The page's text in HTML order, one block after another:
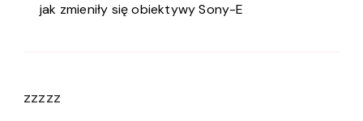
jak zmieniły się obiektywy Sony-E
zzzzz